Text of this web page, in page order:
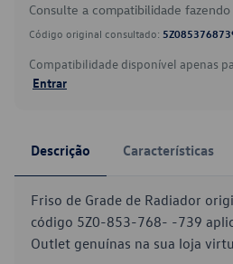
Consulte a compatibilidade
Código original consultado:
Compatibilidade disponível apenas
Entrar
Descrição Características
Friso de Grade de Radiador
código 5Z0-853-768- -739
Outlet genuínas na sua loja